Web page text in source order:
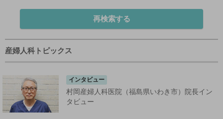
再検索する
産婦人科トピックス
インタビュー
村岡産婦人科医院（福島県いわき市）院長イン
タビュー